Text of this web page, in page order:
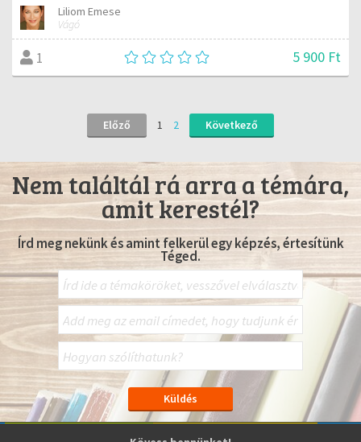
Liliom Emese
Vágó
1 5 900 Ft
Előző 1 2 Következő
Nem találtál rá arra a témára,
amit kerestél?
Írd meg nekünk és amint felkerül egy képzés, értesítünk
Téged.